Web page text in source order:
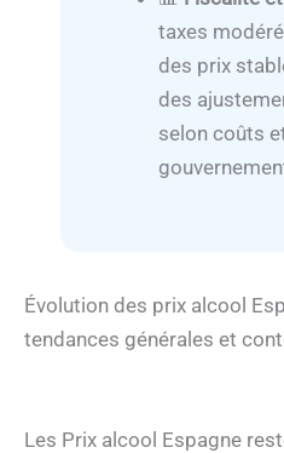
taxes
des prix
des
selon coûts
Évolution des prix alcool
tendances générales et
Les Prix alcool Espagne